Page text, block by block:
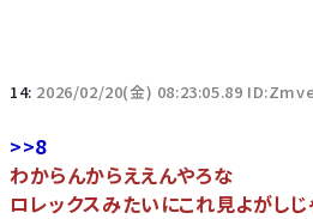
14: 2026/02/20(金) 08:23:05.89
>>8
わからんからええんやろな
ロレックスみたいにこれ見よがし